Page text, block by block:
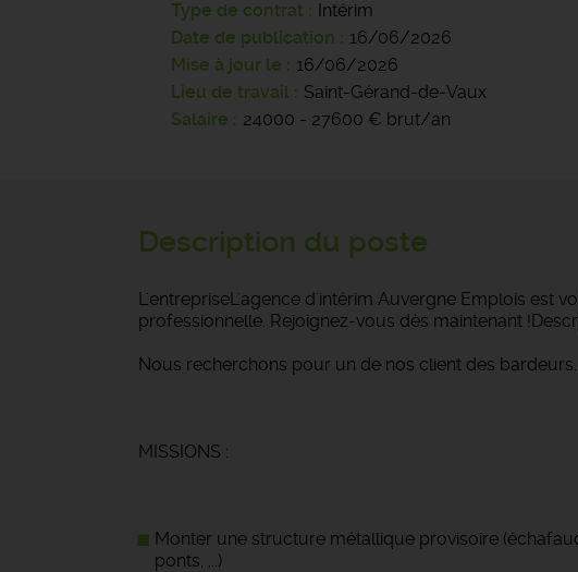
Type de contrat
Intérim
Date de publication
16/06/2026
Mise à jour le
16/06/2026
Lieu de travail
Saint-Gérand-de-Vaux
Salaire
24000 - 27600 € brut/an
Description du poste
L'entrepriseL'agence d'intérim Auvergne Emplois est
professionnelle. Rejoignez-vous dès maintenant
Nous recherchons pour un de nos client des bardeurs.
MISSIONS :
Monter une structure métallique provisoire
ponts, ...)